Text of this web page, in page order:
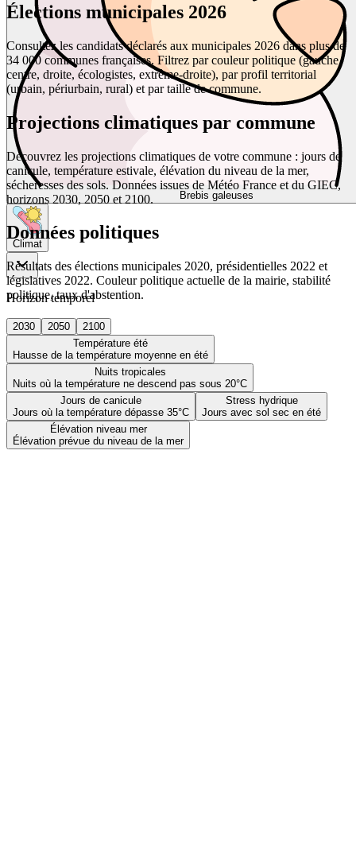
Brebis galeuses
Climat
Horizon temporel
2030 2050
2100
Température été
Hausse de la température moyenne en été
Nuits tropicales
Nuits où la température ne descend pas sous 20°C
Jours de canicule
Jours où la température dépasse 35°C
Stress hydrique
Jours avec sol sec en été
Élévation niveau mer
Élévation prévue du niveau de la mer
Élections municipales 2026
Consultez les candidats déclarés aux municipales 2026 dans plus de
34 000 communes françaises. Filtrez par couleur politique (gauche,
centre, droite, écologistes, extrême-droite), par profil territorial
(urbain, périurbain, rural) et par taille de commune.
Projections climatiques par commune
Découvrez les projections climatiques de votre commune : jours de
canicule, température estivale, élévation du niveau de la mer,
sécheresses des sols. Données issues de Météo France et du GIEC,
horizons 2030, 2050 et 2100.
Données politiques
Résultats des élections municipales 2020, présidentielles 2022 et
législatives 2022. Couleur politique actuelle de la mairie, stabilité
politique, taux d'abstention.